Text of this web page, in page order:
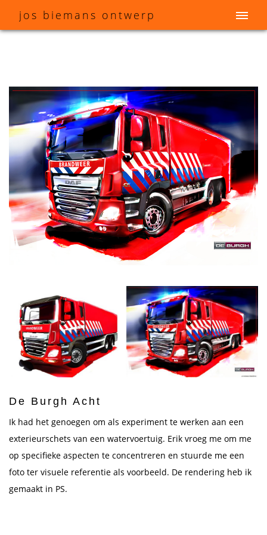
j os b iemans o ntwerp
De Burgh Acht
Ik had het genoegen om als experiment te werken aan een
exterieurschets van een watervoertuig. Erik vroeg me om me
op specifieke aspecten te concentreren en stuurde me een
foto ter visuele referentie als voorbeeld. De rendering heb ik
gemaakt in PS.